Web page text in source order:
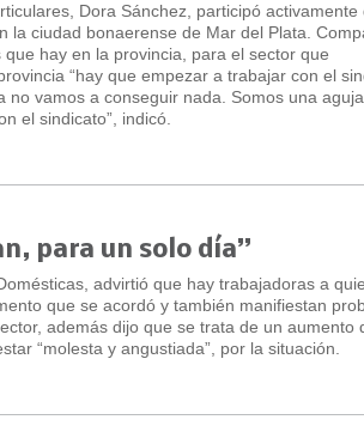
Dora Sánchez, participó activamente
la ciudad bonaerense de Mar del Plata.
hay en la provincia, para el sector que
“hay que empezar a trabajar con el
vamos a conseguir nada. Somos una
el sindicato”, indicó.
para un solo día”
advirtió que hay trabajadoras a
que se acordó y también manifiestan
además dijo que se trata de un aumento
“molesta y angustiada”, por la situación.